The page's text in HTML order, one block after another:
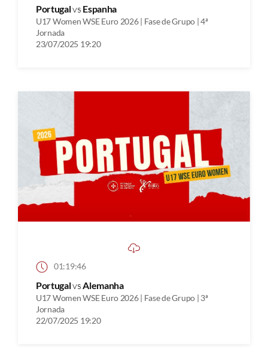
Portugalvs Espanha
U17 Women WSE Euro 2026 | Fase de Grupo | 4ª
Jornada
23/07/2025 19:20
01:19:46
PortugalvsAlemanha
U17 Women WSE Euro 2026 | Fase de Grupo | 3ª
Jornada
22/07/2025 19:20